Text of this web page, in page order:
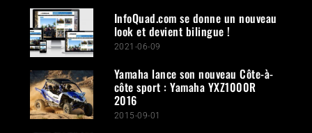
InfoQuad.com se donne un nouveau
look et devient bilingue !
2021-06-09
Yamaha lance son nouveau Côte-à-
côte sport : Yamaha YXZ1000R
2016
2015-09-01